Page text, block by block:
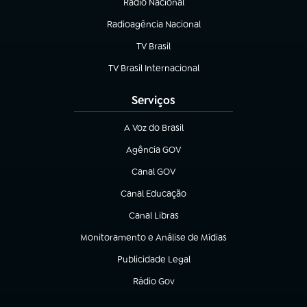
Rádio Nacional
Radioagência Nacional
(abre em nova aba)
TV Brasil
(abre em nova aba)
TV Brasil Internacional
(abre em nova aba)
Serviços
A Voz do Brasil
(abre em nova aba)
Agência GOV
(abre em nova aba)
Canal GOV
(abre em nova aba)
Canal Educação
(abre em nova aba)
Canal Libras
(abre em nova aba)
Monitoramento e Análise de Mídias
(abre em nova aba)
Publicidade Legal
(abre em nova aba)
Rádio Gov
(abre em nova aba)